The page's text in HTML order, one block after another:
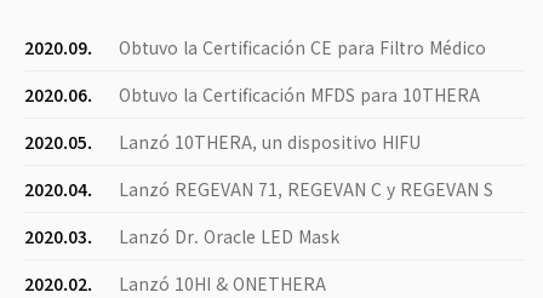
2020.09.
Obtuvo la Certificación CE para Filtro Médico
2020.06.
Obtuvo la Certificación MFDS para 10THERA
2020.05.
Lanzó 10THERA, un dispositivo HIFU
2020.04.
Lanzó REGEVAN 71, REGEVAN C y REGEVAN S
2020.03.
Lanzó Dr. Oracle LED Mask
2020.02.
Lanzó 10HI & ONETHERA